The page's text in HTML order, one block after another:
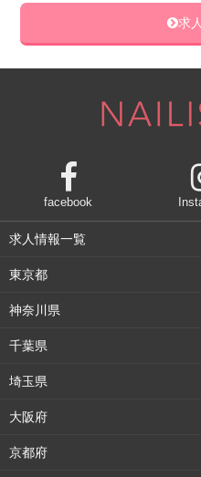
求
facebook
求人情報一覧
東京都
神奈川県
千葉県
埼玉県
大阪府
京都府